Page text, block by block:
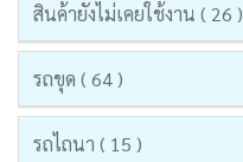
สินค้ายังไม่เคยใช้งาน ( 26 )
รถขุด ( 64 )
รถไถนา ( 15 )